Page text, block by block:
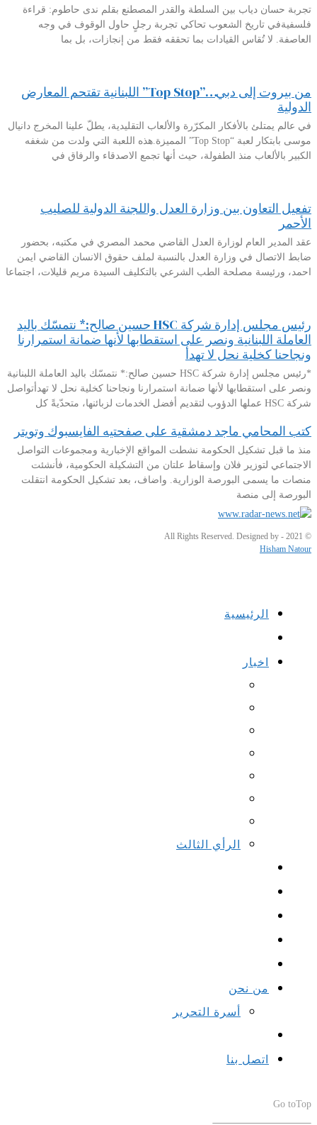
تجربة حسان دياب بين السلطة والقدر المصطنع بقلم ندى حاطوم: قراءة
فلسفيةفي تاريخ الشعوب تحاكي تجربة رجلٍ حاول الوقوف في وجه
العاصفة. لا تُقاس القيادات بما تحققه فقط من إنجازات، بل بما
من بيروت إلى دبي…”Top Stop” اللبنانية تقتحم المعارض
الدولية
في عالم يمتلئ بالأفكار المكرّرة والألعاب التقليدية، يطلّ علينا المخرج دانيال
موسى بابتكار لعبة “Top Stop” المميزة.هذه اللعبة التي ولدت من شغفه
الكبير بالألعاب منذ الطفولة، حيث أنها تجمع الاصدقاء والرفاق في
تفعيل التعاون بين وزارة العدل واللجنة الدولية للصليب
الأحمر
عقد المدير العام لوزارة العدل القاضي محمد المصري في مكتبه، بحضور
ضابط الاتصال في وزارة العدل بالنسبة لملف حقوق الانسان القاضي ايمن
احمد، ورئيسة مصلحة الطب الشرعي بالتكليف السيدة مريم قليلات، اجتماعا
رئيس مجلس إدارة شركة HSC حسين صالح:* نتمسّك باليد
العاملة اللبنانية ونصر على استقطابها لأنها ضمانة استمرارنا
ونجاحنا كخلية نحل لا تهدأ
*رئيس مجلس إدارة شركة HSC حسين صالح:* نتمسّك باليد العاملة اللبنانية
ونصر على استقطابها لأنها ضمانة استمرارنا ونجاحنا كخلية نحل لا تهدأتواصل
شركة HSC عملها الدؤوب لتقديم أفضل الخدمات لزبائنها، متحدّيةً كل
كتب المحامي ماجد دمشقية على صفحتيه الفايسبوك وتويتر
منذ ما قبل تشكيل الحكومة نشطت المواقع الإخبارية ومجموعات التواصل
الاجتماعي لتوزير فلان وإسقاط علتان من التشكيلة الحكومية، فأنشئت
منصات ما يسمى البورصة الوزارية. واضاف، بعد تشكيل الحكومة انتقلت
البورصة إلى منصة
© 2021 - All Rights Reserved. Designed by
Hisham Natour
الرئيسية
اخبار
الرأي الثالث
من نحن
أسرة التحرير
اتصل بنا
Go toTop